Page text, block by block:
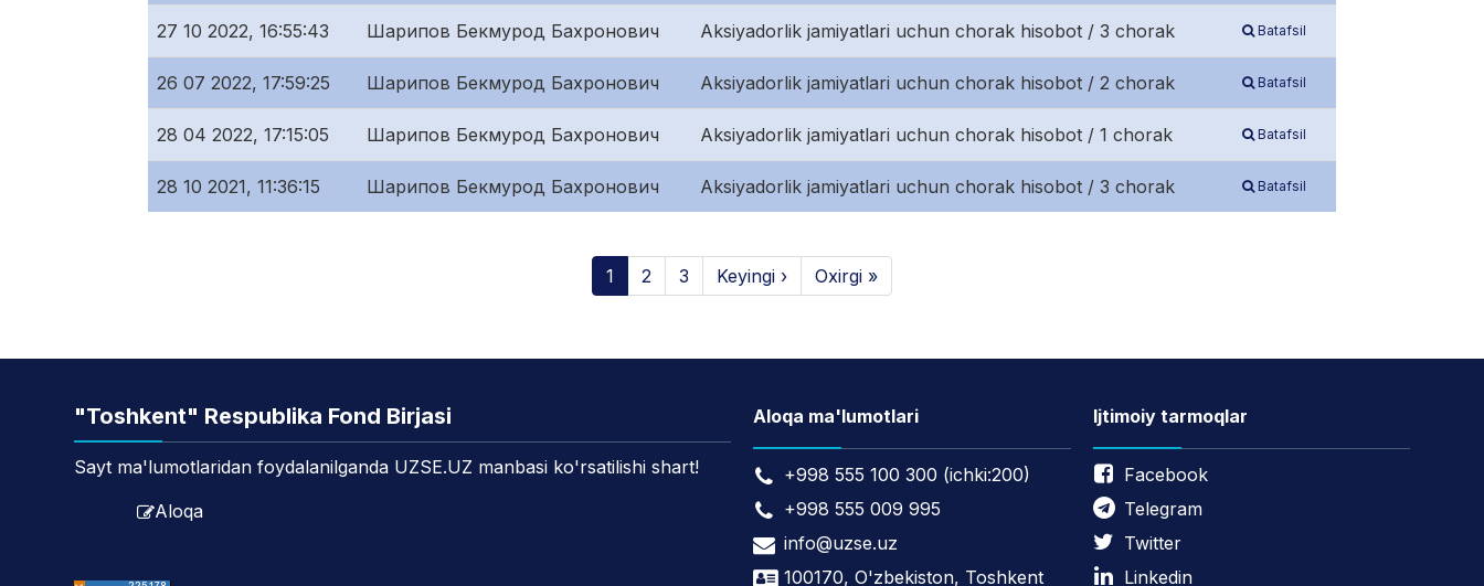
27 10 2022, 16:55:43 Шарипов Бекмурод Бахронович Aksiyadorlik jamiyatlari uchun chorak hisobot / 3 chorak Batafsil
26 07 2022, 17:59:25 Шарипов Бекмурод Бахронович Aksiyadorlik jamiyatlari uchun chorak hisobot / 2 chorak Batafsil
28 04 2022, 17:15:05 Шарипов Бекмурод Бахронович Aksiyadorlik jamiyatlari uchun chorak hisobot / 1 chorak Batafsil
28 10 2021, 11:36:15 Шарипов Бекмурод Бахронович Aksiyadorlik jamiyatlari uchun chorak hisobot / 3 chorak Batafsil
1 2 3 Keyingi › Oxirgi »
"Toshkent" Respublika Fond Birjasi
Sayt ma'lumotlaridan foydalanilganda UZSE.UZ manbasi ko'rsatilishi shart!
Aloqa
Aloqa ma'lumotlari
+998 555 100 300 (ichki:200)
+998 555 009 995
info@uzse.uz
100170, O'zbekiston, Toshkent
Ijtimoiy tarmoqlar
Facebook
Telegram
Twitter
Linkedin